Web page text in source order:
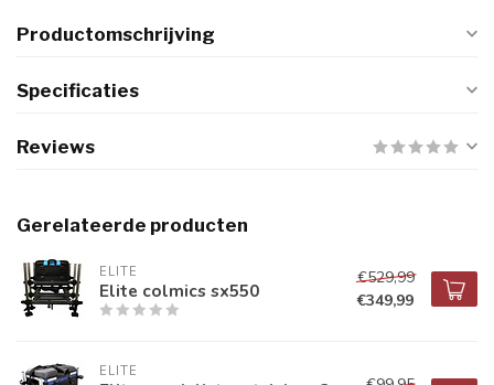
Productomschrijving
Specificaties
Reviews
Gerelateerde producten
ELITE
Elite colmics sx550
€529,99
€349,99
ELITE